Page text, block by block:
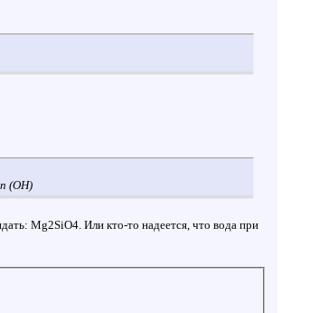
(OH)
Mg2SiO4. Или кто-то надеется, что вода при